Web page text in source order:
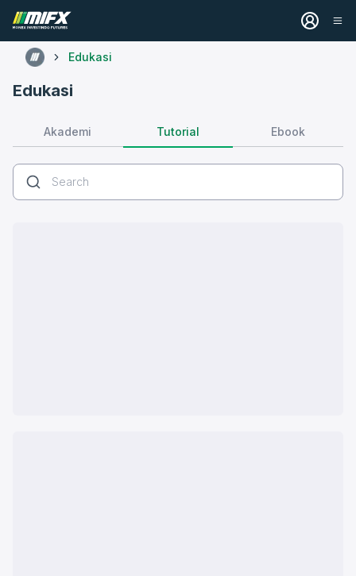
Edukasi
Edukasi
Akademi Tutorial Ebook